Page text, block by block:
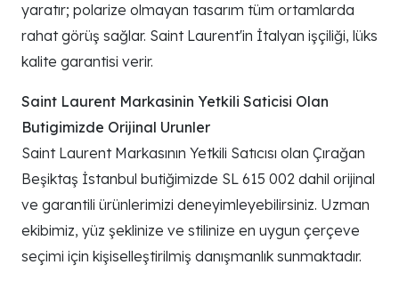
yaratır; polarize olmayan tasarım tüm ortamlarda
rahat görüş sağlar. Saint Laurent'in İtalyan işçiliği, lüks
kalite garantisi verir.
Saint Laurent Markasinin Yetkili Saticisi Olan
Butigimizde Orijinal Urunler
Saint Laurent Markasının Yetkili Satıcısı olan Çırağan
Beşiktaş İstanbul butiğimizde SL 615 002 dahil orijinal
ve garantili ürünlerimizi deneyimleyebilirsiniz. Uzman
ekibimiz, yüz şeklinize ve stilinize en uygun çerçeve
seçimi için kişiselleştirilmiş danışmanlık sunmaktadır.